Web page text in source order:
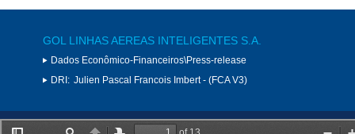
GOL LINHAS AEREAS INTELIGENTES S.A.
Dados Econômico-Financeiros\Press-release
DRI: Julien Pascal Francois Imbert - (FCA V3)